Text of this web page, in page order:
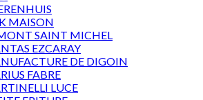
MAISON
SAINT MICHEL
EZCARAY
DE DIGOIN
FABRE
LUCE